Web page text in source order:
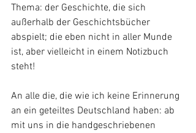
Thema: der Geschichte, die sich
außerhalb der Geschichtsbücher
abspielt; die eben nicht in aller Munde
ist, aber vielleicht in einem Notizbuch
steht!
An alle die, die wie ich keine Erinnerung
an ein geteiltes Deutschland haben: ab
mit uns in die handgeschriebenen